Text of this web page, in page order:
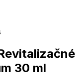
30 ml